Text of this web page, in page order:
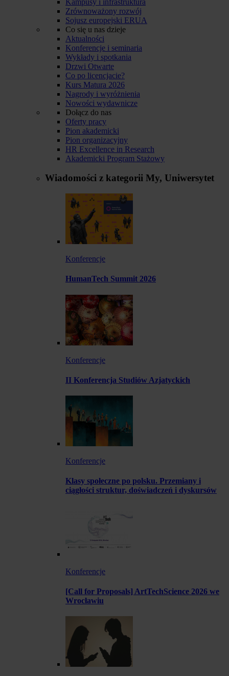
Zrównoważony rozwój
Sojusz europejski ERUA
Co się u nas dzieje
Aktualności
Konferencje i seminaria
Wykłady i spotkania
Drzwi Otwarte
Co po licencjacie?
Kurs Matura 2026
Nagrody i wyróżnienia
Nowości wydawnicze
Dołącz do nas
Oferty pracy
Pion akademicki
Pion organizacyjny
HR Excellence in Research
Akademicki Program Stażowy
Wiadomości z kategorii My, Uniwersytet
Konferencje
HumanTech Summit 2026
Konferencje
II Konferencja Studiów Azjatyckich
Konferencje
Klasy społeczne po polsku. Przemiany i
ciągłości struktur, doświadczeń i dyskursów
Konferencje
[Call for Proposals] ArtTechScience 2026 we
Wrocławiu